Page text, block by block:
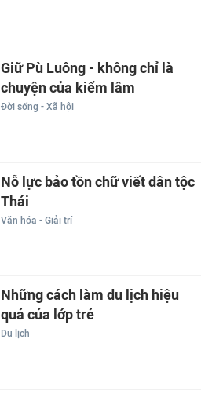
Giữ Pù Luông - không chỉ là
chuyện của kiểm lâm
Đời sống - Xã hội
Nỗ lực bảo tồn chữ viết dân tộc
Thái
Văn hóa - Giải trí
Những cách làm du lịch hiệu
quả của lớp trẻ
Du lịch